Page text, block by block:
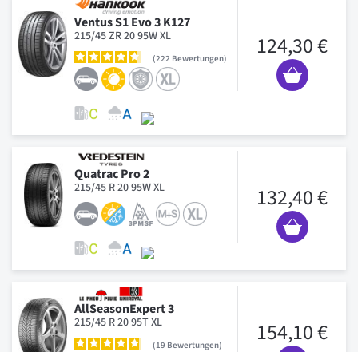
Ventus S1 Evo 3 K127
215/45 ZR 20 95W XL
222 Bewertungen 124,30 €
Quatrac Pro 2
215/45 R 20 95W XL 132,40 €
AllSeasonExpert 3
215/45 R 20 95T XL
19 Bewertungen 154,10 €